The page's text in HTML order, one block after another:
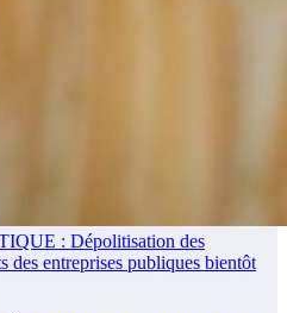
: Dépolitisation des
des entreprises publiques bientôt